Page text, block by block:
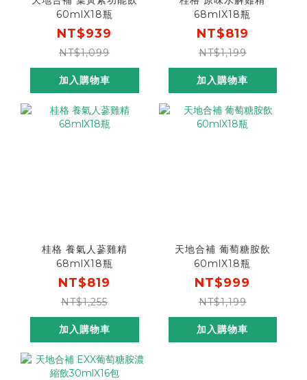
60mlX18瓶
NT$939
NT$1,099
加入購物車
68mlX18瓶
NT$819
NT$1,199
加入購物車
桂格 養氣人蔘雞精
68mlX18瓶
NT$819
NT$1,255
加入購物車
天地合補 葡萄糖胺飲
60mlX18瓶
NT$999
NT$1,199
加入購物車